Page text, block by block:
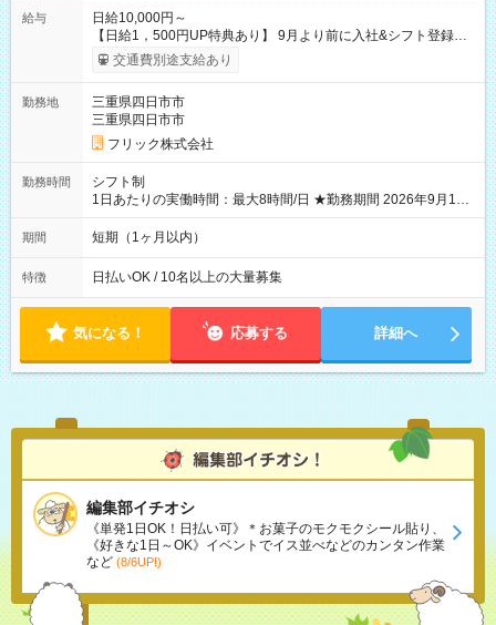
給与
日給10,000円～
【日給1，500円UP特典あり】 9月より前に入社&シフト登録す
ると 期間中(9/16~10/23) の日給がUP! 日給1万1500円でしっか
り稼げます♪ 【試用期間】試用期間なし
交通費別途支給あり
勤務地
三重県四日市市
三重県四日市市
フリック株式会社
勤務時間
シフト制
1日あたりの実働時間：最大8時間/日 ★勤務期間 2026年9月16
日~2026年10月23日 短期勤務OK! 期間中フル勤務できる方優遇
※週3~5日勤務(勤務日数応相談) ※期間前から勤務スタートも可
り ※夜勤シフトあり
期間 短期（1ヶ月以内）
特徴 日払いOK / 10名以上の大量募集
気になる！ 応募する 詳細へ
編集部イチオシ
《単発1日OK！日払い可》＊お菓子のモクモクシール貼り、
《好きな1日～OK》イベントでイス並べなどのカンタン作業
など (8/6UP!)